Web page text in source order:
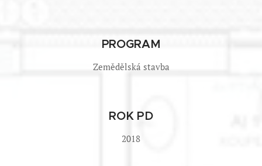
PROGRAM
Zemědělská stavba
ROK PD
2018